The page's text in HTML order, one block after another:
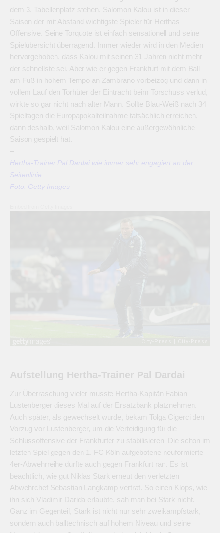
dem 3. Tabellenplatz stehen. Salomon Kalou ist in dieser
Saison der mit Abstand wichtigste Spieler für Herthas
Offensive. Seine Torquote ist einfach sensationell und seine
Spielübersicht überragend. Immer wieder wird in den Medien
hervorgehoben, dass Kalou mit seinen 31 Jahren nicht mehr
der schnellste sei. Aber wie er gegen Frankfurt mit dem Ball
am Fuß in hohem Tempo an Zambrano vorbeizog und dann in
vollem Lauf den Torhüter der Eintracht beim Torschuss verlud,
wirkte so gar nicht nach alter Mann. Sollte Blau-Weiß nach 34
Spieltagen die Europapokalteilnahme tatsächlich erreichen,
dann deshalb, weil Salomon Kalou eine außergewöhnliche
Saison gespielt hat.
–
Hertha-Trainer Pal Dardai wie immer sehr engagiert an der
Seitenlinie.
Foto: Getty Images
Aufstellung Hertha-Trainer Pal Dardai
Zur Überraschung vieler musste Hertha-Kapitän Fabian
Lustenberger dieses Mal auf der Ersatzbank platznehmen.
Auch später, als gewechselt wurde, bekam Tolga Cigerci den
Vorzug vor Lustenberger, um die Verteidigung für die
Schlussoffensive der Frankfurter zu stabilisieren. Die schon im
letzten Spiel gegen den 1. FC Köln aufgebotene neuformierte
4er-Abwehrreihe durfte auch gegen Frankfurt ran. Es ist
beachtlich, wie gut Niklas Stark erneut den verletzten
Abwehrchef Sebastian Langkamp vertrat. So einen Klops, wie
ihn sich Vladimir Darida erlaubte, sah man bei Stark nicht.
Ganz im Gegenteil, Stark ist nicht nur sehr zweikampfstark,
sondern auch balltechnisch auf hohem Niveau und seine